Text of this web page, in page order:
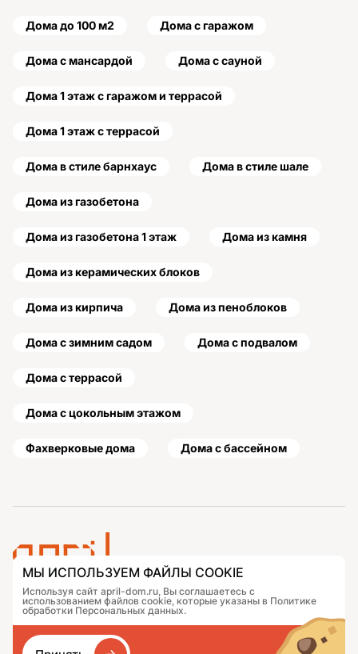
Дома до 100 м2 Дома с гаражом
Дома с мансардой Дома с сауной
Дома 1 этаж с гаражом и террасой
Дома 1 этаж с террасой
Дома в стиле барнхаус Дома в стиле шале
Дома из газобетона
Дома из газобетона 1 этаж Дома из камня
Дома из керамических блоков
Дома из кирпича Дома из пеноблоков
Дома с зимним садом Дома с подвалом
Дома с террасой
Дома с цокольным этажом
Фахверковые дома Дома с бассейном
Проекты
Подобрать дом
Портфолио
О компании
Контакты
Журнал
Как заказать
МЫ ИСПОЛЬЗУЕМ ФАЙЛЫ COOKIE
Используя сайт april-dom.ru, Вы соглашаетесь с
использованием файлов cookie, которые указаны в Политике
обработки Персональных данных.